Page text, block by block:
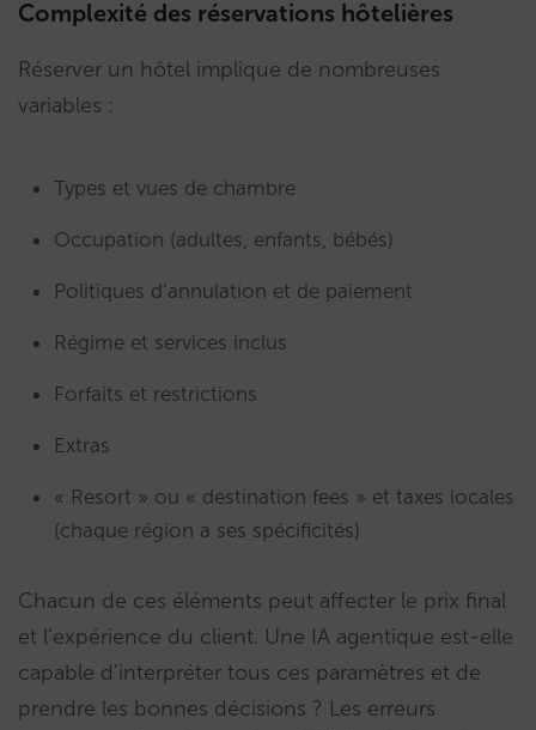
Complexité des réservations hôtelières
Réserver un hôtel implique de nombreuses
variables :
Types et vues de chambre
Occupation (adultes, enfants, bébés)
Politiques d’annulation et de paiement
Régime et services inclus
Forfaits et restrictions
Extras
« Resort » ou « destination fees » et taxes locales
(chaque région a ses spécificités)
Chacun de ces éléments peut affecter le prix final
et l’expérience du client. Une IA agentique est-elle
capable d’interpréter tous ces paramètres et de
prendre les bonnes décisions ? Les erreurs